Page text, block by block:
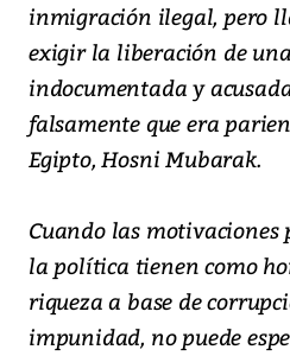
inmigración ilegal, pero
exigir la liberación de
indocumentada y
falsamente que era
Egipto, Hosni Mubarak.
Cuando las
la política tienen como
riqueza a base de
impunidad, no puede